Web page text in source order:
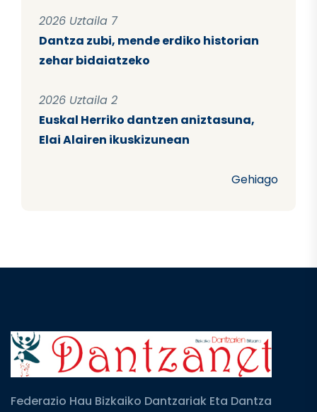
2026 Uztaila 7
Dantza zubi, mende erdiko historian
zehar bidaiatzeko
2026 Uztaila 2
Euskal Herriko dantzen aniztasuna,
Elai Alairen ikuskizunean
Gehiago
Federazio Hau Bizkaiko Dantzariak Eta Dantza